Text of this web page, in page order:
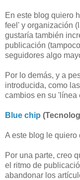
En este blog quiero
feel' y organización
gustaría también
publicación
seguidores algo
Por lo demás, y a
introducida, como
cambios en su 'línea
Blue chip
A este blog le quiero
Por una parte, creo
el ritmo de
abandonar los